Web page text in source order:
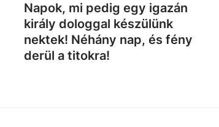
Napok, mi pedig egy igazán
király dologgal készülünk
nektek! Néhány nap, és fény
derül a titokra!